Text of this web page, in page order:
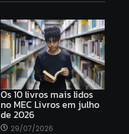
Os 10 livros mais lidos
no MEC Livros em julho
de 2026
29/07/2026